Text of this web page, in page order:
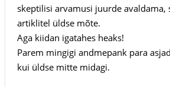
skeptilisi arvamusi juurde avaldama,
artiklitel üldse mõte.
Aga kiidan igatahes heaks!
Parem mingigi andmepank para
kui üldse mitte midagi.